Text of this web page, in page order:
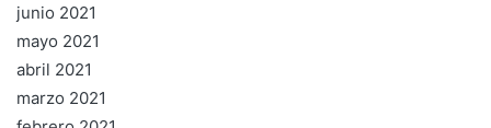
junio 2021
mayo 2021
abril 2021
marzo 2021